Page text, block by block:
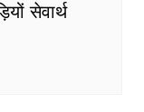
सेवार्थ